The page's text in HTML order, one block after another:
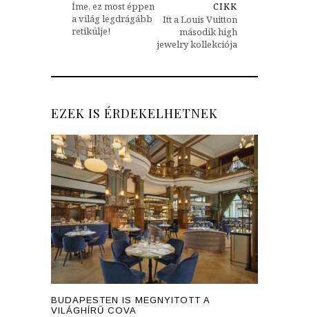
Íme, ez most éppen
a világ legdrágább
retikülje!
CIKK
Itt a Louis Vuitton
második high
jewelry kollekciója
EZEK IS ÉRDEKELHETNEK
BUDAPESTEN IS MEGNYITOTT A
VILÁGHÍRŰ COVA